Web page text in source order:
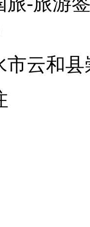
市云和县